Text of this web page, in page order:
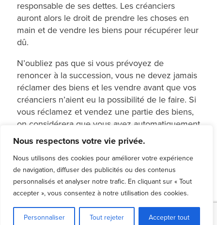
Nous respectons votre vie privée.
Nous utilisons des cookies pour améliorer votre expérience
de navigation, diffuser des publicités ou des contenus
personnalisés et analyser notre trafic. En cliquant sur « Tout
accepter », vous consentez à notre utilisation des cookies.
Personnaliser Tout rejeter Accepter tout
responsable de ses dettes. Les créanciers
auront alors le droit de prendre les choses en
main et de vendre les biens pour récupérer leur
dû.
N’oubliez pas que si vous prévoyez de
renoncer à la succession, vous ne devez jamais
réclamer des biens et les vendre avant que vos
créanciers n’aient eu la possibilité de le faire. Si
vous réclamez et vendez une partie des biens,
on considérera que vous avez automatiquement
accepté la totalité de la succession.
Déposer une demande de
faillite
Bien que la